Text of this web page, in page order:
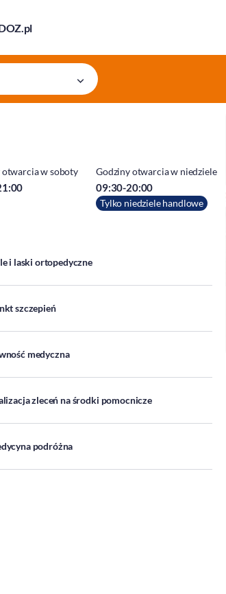
otwarcia w soboty Godziny otwarcia w niedziele
09:30-20:00
Tylko niedziele handlowe
i laski ortopedyczne
szczepień
medyczna
zleceń na środki pomocnicze
podróżna